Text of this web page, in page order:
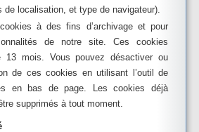
de localisation, et type de navigateur).
à des fins d’archivage et pour
de notre site. Ces cookies
13 mois. Vous pouvez désactiver ou
de ces cookies en utilisant l’outil de
en bas de page. Les cookies déjà
supprimés à tout moment.